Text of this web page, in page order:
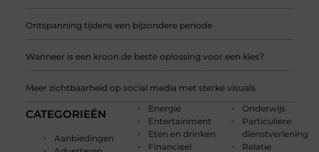
Ontspanning tijdens een bijzondere periode
Wanneer is een kroon de beste oplossing voor een kies?
Meer zichtbaarheid op social media met sterke visuals
CATEGORIEËN
Aanbiedingen
Energie
Entertainment
Eten en drinken
Financieel
Onderwijs
Particuliere
dienstverlening
Relatie